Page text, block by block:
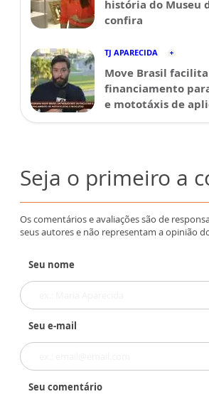
história do Museu
confira
TJ APARECIDA
Move Brasil facilita
financiamento
e mototáxis de
Seja o primeiro a
Os comentários e avaliações são de
seus autores e não representam a opinião
Seu nome
Seu e-mail
Seu comentário